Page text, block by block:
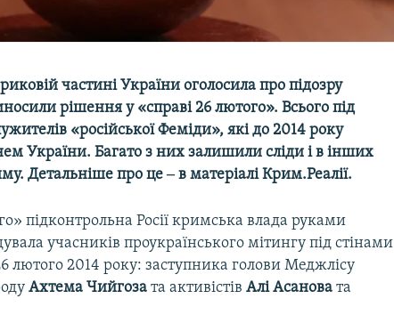
частині України оголосила про підозру
рішення у «справі 26 лютого». Всього під
«російської Феміди», які до 2014 року
України. Багато з них залишили сліди і в інших
Детальніше про це ‒ в матеріалі Крим.Реалії.
підконтрольна Росії кримська влада руками
учасників проукраїнського мітингу під стінами
лютого 2014 року: заступника голови Меджлісу
Ахтема Чийгозата активістів Алі Асанова та